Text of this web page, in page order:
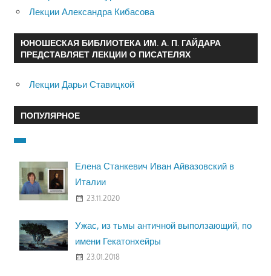
Лекции Александра Кибасова
ЮНОШЕСКАЯ БИБЛИОТЕКА ИМ. А. П. ГАЙДАРА
ПРЕДСТАВЛЯЕТ ЛЕКЦИИ О ПИСАТЕЛЯХ
Лекции Дарьи Ставицкой
ПОПУЛЯРНОЕ
Елена Станкевич Иван Айвазовский в
Италии
23.11.2020
Ужас, из тьмы античной выползающий, по
имени Гекатонхейры
23.01.2018